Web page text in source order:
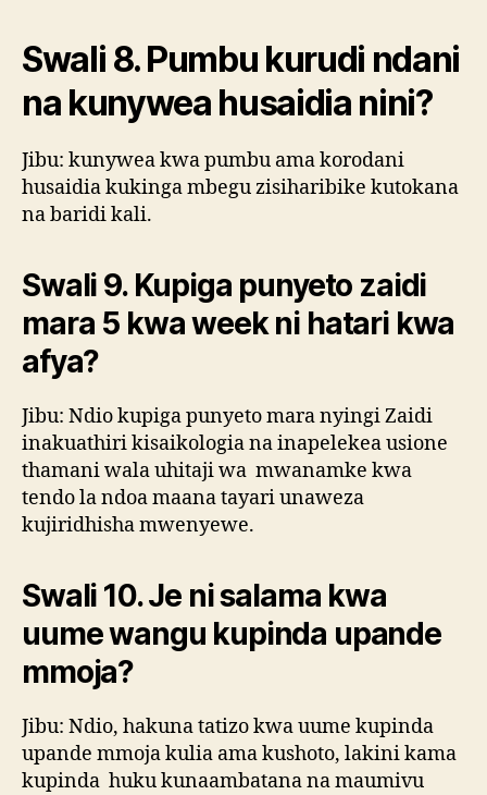
Swali 8. Pumbu kurudi ndani
na kunywea husaidia nini?
Jibu: kunywea kwa pumbu ama korodani
husaidia kukinga mbegu zisiharibike kutokana
na baridi kali.
Swali 9. Kupiga punyeto zaidi
mara 5 kwa week ni hatari kwa
afya?
Jibu: Ndio kupiga punyeto mara nyingi Zaidi
inakuathiri kisaikologia na inapelekea usione
thamani wala uhitaji wa mwanamke kwa
tendo la ndoa maana tayari unaweza
kujiridhisha mwenyewe.
Swali 10. Je ni salama kwa
uume wangu kupinda upande
mmoja?
Jibu: Ndio, hakuna tatizo kwa uume kupinda
upande mmoja kulia ama kushoto, lakini kama
kupinda huku kunaambatana na maumivu